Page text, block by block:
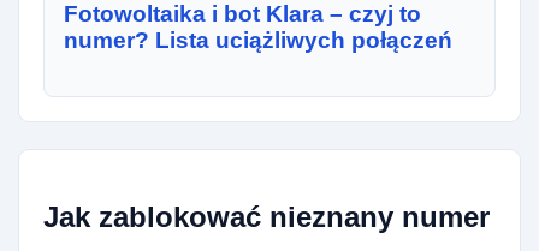
Fotowoltaika i bot Klara – czyj to
numer? Lista uciążliwych połączeń
Jak zablokować nieznany numer